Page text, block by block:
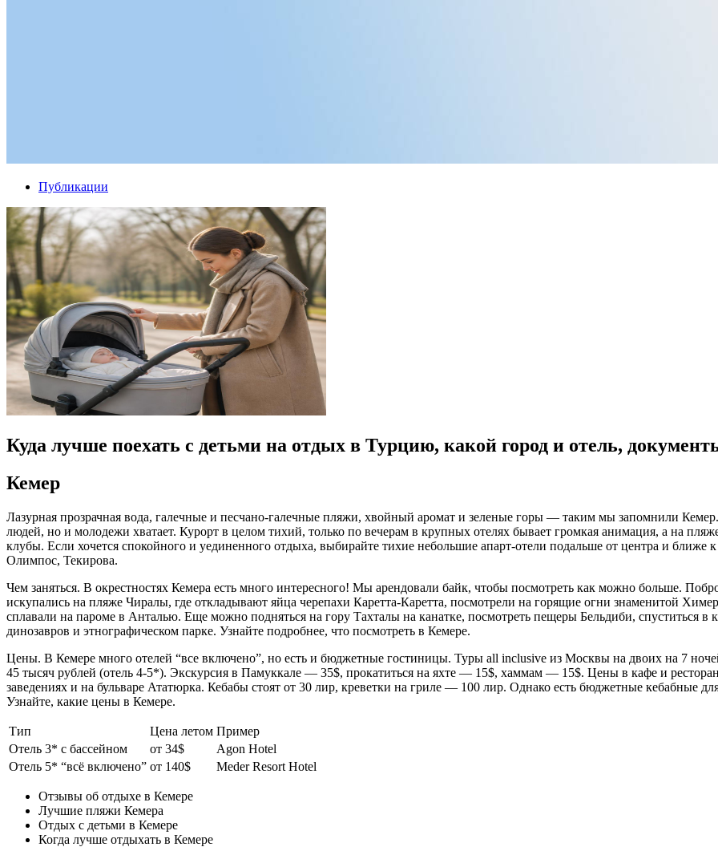
Публикации
Куда лучше поехать с детьми на отдых в Турцию, какой город и отель,
Кемер
Лазурная прозрачная вода, галечные и песчано-галечные пляжи, хвойный аромат и зеленые горы — таким мы запомнили
людей, но и молодежи хватает. Курорт в целом тихий, только по вечерам в крупных отелях бывает громкая анимация, а на
клубы. Если хочется спокойного и уединенного отдыха, выбирайте тихие небольшие апарт-отели подальше от центра и ближе
Олимпос, Текирова.
Чем заняться. В окрестностях Кемера есть много интересного! Мы арендовали байк, чтобы посмотреть как можно больше.
искупались на пляже Чиралы, где откладывают яйца черепахи Каретта-Каретта, посмотрели на горящие огни знаменитой
сплавали на пароме в Анталью. Еще можно подняться на гору Тахталы на канатке, посмотреть пещеры Бельдиби, спуститься в
динозавров и этнографическом парке. Узнайте подробнее, что посмотреть в Кемере.
Цены. В Кемере много отелей “все включено”, но есть и бюджетные гостиницы. Туры all inclusive из Москвы на двоих на 7
45 тысяч рублей (отель 4-5*). Экскурсия в Памуккале — 35$, прокатиться на яхте — 15$, хаммам — 15$. Цены в кафе и
заведениях и на бульваре Ататюрка. Кебабы стоят от 30 лир, креветки на гриле — 100 лир. Однако есть бюджетные кебабные
Узнайте, какие цены в Кемере.
Тип Цена летом Пример
Отель 3* с бассейном
от 34$
Agon Hotel
Отель 5* “всё включено” от 140$ Meder Resort Hotel
Отзывы об отдыхе в Кемере
Лучшие пляжи Кемера
Отдых с детьми в Кемере
Когда лучше отдыхать в Кемере